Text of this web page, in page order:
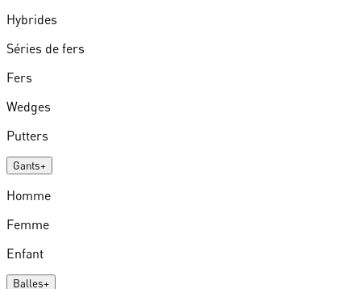
Hybrides
Séries de fers
Fers
Wedges
Putters
Gants+
Homme
Femme
Enfant
Balles+